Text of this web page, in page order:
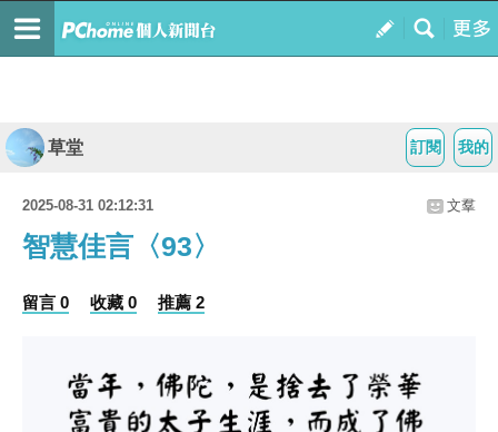
我的
訂閱
草堂
2025-08-31 02:12:31 文羣
智慧佳言〈93〉
留言 0 收藏 0 推薦 2